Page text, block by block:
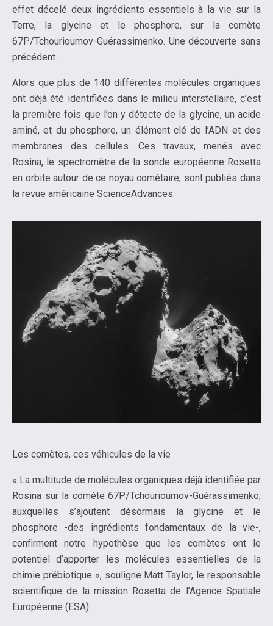
effet décelé deux ingrédients essentiels à la vie sur la
Terre, la glycine et le phosphore, sur la comète
67P/Tchourioumov-Guérassimenko. Une découverte sans
précédent.
Alors que plus de 140 différentes molécules organiques
ont déjà été identifiées dans le milieu interstellaire, c’est
la première fois que l’on y détecte de la glycine, un acide
aminé, et du phosphore, un élément clé de l’ADN et des
membranes des cellules. Ces travaux, menés avec
Rosina, le spectromètre de la sonde européenne Rosetta
en orbite autour de ce noyau cométaire, sont publiés dans
la revue américaine ScienceAdvances.
Les comètes, ces véhicules de la vie
« La multitude de molécules organiques déjà identifiée par
Rosina sur la comète 67P/Tchourioumov-Guérassimenko,
auxquelles s’ajoutent désormais la glycine et le
phosphore -des ingrédients fondamentaux de la vie-,
confirment notre hypothèse que les comètes ont le
potentiel d’apporter les molécules essentielles de la
chimie prébiotique », souligne Matt Taylor, le responsable
scientifique de la mission Rosetta de l’Agence Spatiale
Européenne (ESA).